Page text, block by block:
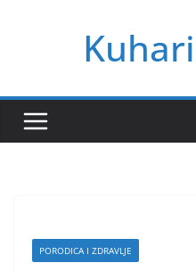
PORODICA I ZDRAVLJE